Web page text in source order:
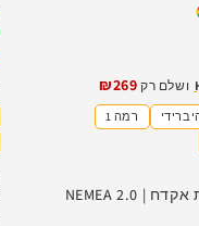
ושלם רק ₪269
רמה 1
פאוץ' טקטי להסתרת אקדח NEMEA 2.0 |